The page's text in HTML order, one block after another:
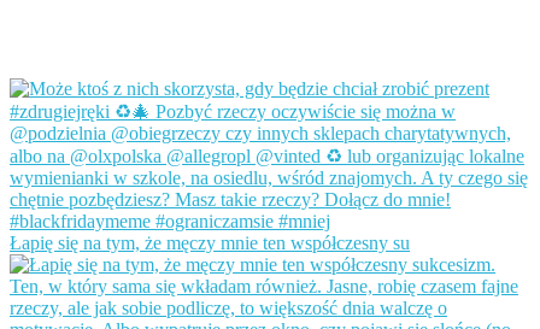
Łapię się na tym, że męczy mnie ten współczesny su